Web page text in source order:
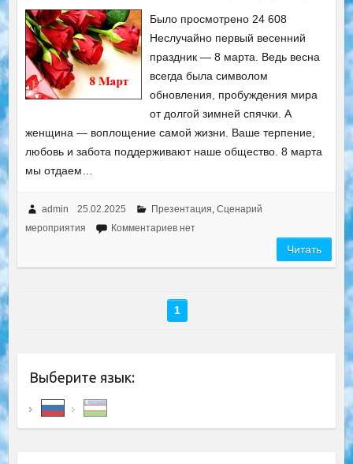
Было просмотрено 24 608
Неслучайно первый весенний
праздник — 8 марта. Ведь весна
всегда была символом
обновления, пробуждения мира
от долгой зимней спячки. А
женщина — воплощение самой жизни. Ваше терпение,
любовь и забота поддерживают наше общество. 8 марта
мы отдаем…
admin 25.02.2025 Презентация, Сценарий
мероприятия
Комментариев нет
Читать
1
Выберите язык: